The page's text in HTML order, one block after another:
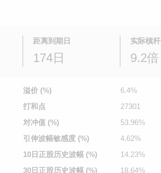
距离到期日
174日
实际槓杆
9.2倍
溢价 (%)
6.4%
打和点
27301
对冲值 (%)
53.96%
引伸波幅敏感度 (%)
4.62%
10日正股历史波幅 (%)
14.23%
30日正股历史波幅 (%)
18.64%